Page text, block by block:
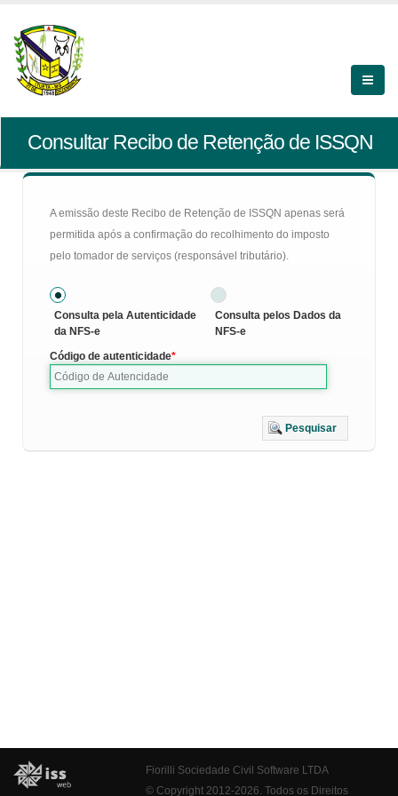
Consultar Recibo de Retenção de ISSQN
A emissão deste Recibo de Retenção de ISSQN apenas será
permitida após a confirmação do recolhimento do imposto
pelo tomador de serviços (responsável tributário).
Consulta pela Autenticidade
da NFS-e
Consulta pelos Dados da
NFS-e
Código de autenticidade
Pesquisar
Fiorilli Sociedade Civil Software LTDA
© Copyright 2012-2026. Todos os Direitos